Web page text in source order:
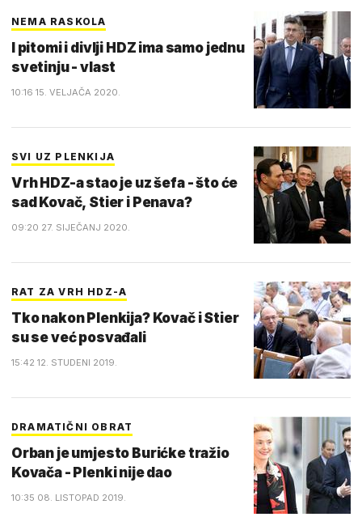
NEMA RASKOLA
I pitomi i divlji HDZ ima samo jednu
svetinju - vlast
10:16 15. VELJAČA 2020.
SVI UZ PLENKIJA
Vrh HDZ-a stao je uz šefa - što će
sad Kovač, Stier i Penava?
09:20 27. SIJEČANJ 2020.
RAT ZA VRH HDZ-A
Tko nakon Plenkija? Kovač i Stier
su se već posvađali
15:42 12. STUDENI 2019.
DRAMATIČNI OBRAT
Orban je umjesto Burićke tražio
Kovača - Plenki nije dao
10:35 08. LISTOPAD 2019.